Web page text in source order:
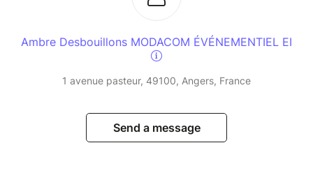
Ambre Desbouillons MODACOM ÉVÉNEMENTIEL EI
1 avenue pasteur, 49100, Angers, France
Send a message